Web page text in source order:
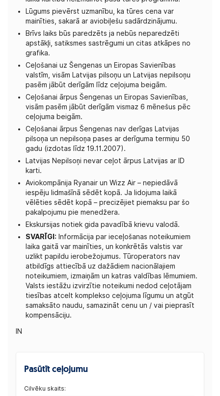
Lūgums pievērst uzmanību, ka tūres cena var
mainīties, sakarā ar aviobiļešu sadārdzinājumu.
Brīvs laiks būs paredzēts ja nebūs neparedzēti
apstākļi, satiksmes sastrēgumi un citas atkāpes no
grafika.
Ceļošanai uz Šengenas un Eiropas Savienības
valstīm, visām Latvijas pilsoņu un Latvijas nepilsoņu
pasēm jābūt derīgām līdz ceļojuma beigām.
Ceļošanai ārpus Šengenas un Eiropas Savienības,
visām pasēm jābūt derīgām vismaz 6 mēnešus pēc
ceļojuma beigām.
Ceļošanai ārpus Šengenas nav derīgas Latvijas
pilsoņa un nepilsoņa pases ar derīguma termiņu 50
gadu (izdotas līdz 19.11.2007).
Latvijas Nepilsoņi nevar ceļot ārpus Latvijas ar ID
karti.
Aviokompānija Ryanair un Wizz Air – nepiedāvā
iespēju lidmašīnā sēdēt kopā. Ja lidojuma laikā
vēlēties sēdēt kopā – precizējiet piemaksu par šo
pakalpojumu pie menedžera.
Ekskursijas notiek gida pavadībā krievu valodā.
SVARĪGI: Informācija par ieceļošanas noteikumiem
laika gaitā var mainīties, un konkrētās valstis var
uzlikt papildu ierobežojumus. Tūroperators nav
atbildīgs attiecībā uz dažādiem nacionālajiem
noteikumiem, izmaiņām un katras valdības lēmumiem.
Valsts iestāžu izvirzītie noteikumi nedod ceļotājam
tiesības atcelt komplekso ceļojuma līgumu un atgūt
samaksāto naudu, samazināt cenu un / vai pieprasīt
kompensāciju.
IN
Pasūtīt ceļojumu
Cilvēku skaits: